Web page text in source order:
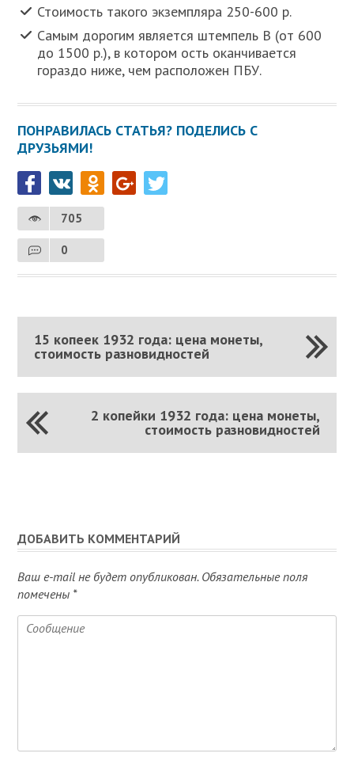
Стоимость такого экземпляра 250-600 р.
Самым дорогим является штемпель В (от 600
до 1500 р.), в котором ость оканчивается
гораздо ниже, чем расположен ПБУ.
ПОНРАВИЛАСЬ СТАТЬЯ? ПОДЕЛИСЬ С
ДРУЗЬЯМИ!
705
0
15 копеек 1932 года: цена монеты,
стоимость разновидностей
2 копейки 1932 года: цена монеты,
стоимость разновидностей
ДОБАВИТЬ КОММЕНТАРИЙ
Ваш e-mail не будет опубликован.Обязательные поля
помечены *